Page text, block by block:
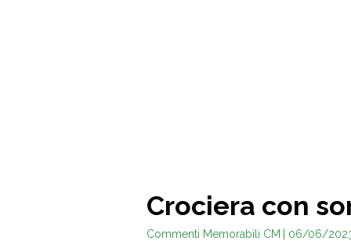
Crociera con
Commenti Memorabili CM | 06/06/